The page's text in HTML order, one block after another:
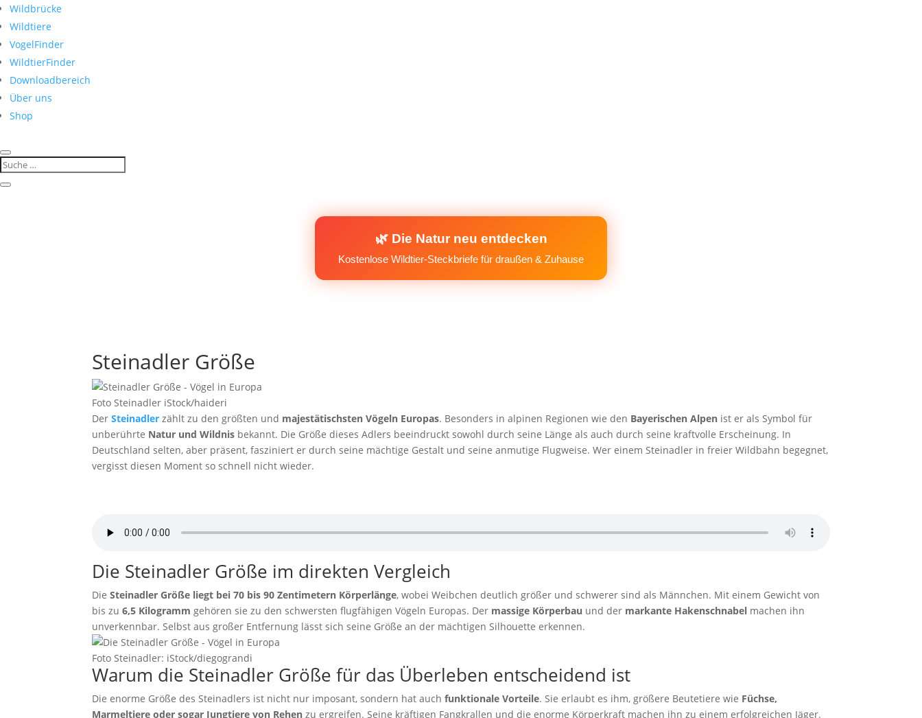
Wildbrücke
Wildtiere
VogelFinder
WildtierFinder
Downloadbereich
Über uns
Shop
🌿 Die Natur neu entdecken
Kostenlose Wildtier-Steckbriefe für draußen & Zuhause
Steinadler Größe
Foto Steinadler iStock/haideri
DerSteinadler zählt zu den größten und majestätischsten Vögeln Europas. Besonders in alpinen Regionen wie den Bayerischen Alpen ist er als Symbol für
unberührte Natur und Wildnis bekannt. Die Größe dieses Adlers beeindruckt sowohl durch seine Länge als auch durch seine kraftvolle Erscheinung. In
Deutschland selten, aber präsent, fasziniert er durch seine mächtige Gestalt und seine anmutige Flugweise. Wer einem Steinadler in freier Wildbahn begegnet,
vergisst diesen Moment so schnell nicht wieder.
Die Steinadler Größe im direkten Vergleich
DieSteinadler Größe liegt bei 70 bis 90 Zentimetern Körperlänge, wobei Weibchen deutlich größer und schwerer sind als Männchen. Mit einem Gewicht von
bis zu6,5 Kilogramm gehören sie zu den schwersten flugfähigen Vögeln Europas. Der massige Körperbau und der markante Hakenschnabel machen ihn
unverkennbar. Selbst aus großer Entfernung lässt sich seine Größe an der mächtigen Silhouette erkennen.
Foto Steinadler: iStock/diegograndi
Warum die Steinadler Größe für das Überleben entscheidend ist
Die enorme Größe des Steinadlers ist nicht nur imposant, sondern hat auch funktionale Vorteile. Sie erlaubt es ihm, größere Beutetiere wie Füchse,
Marmeltiere oder sogar Jungtiere von Rehen zu ergreifen. Seine kräftigen Fangkrallen und die enorme Körperkraft machen ihn zu einem erfolgreichen Jäger.